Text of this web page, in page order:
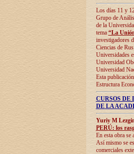
Los días 11 y
Grupo de
de la
tema “La
investigadores
Ciencias de
Universidades
Universidad
Universidad
Esta
Estructura
CURSOS
DE LA
Yuriy M
PERÚ: los
En esta obra se
Así mismo se
comerciales